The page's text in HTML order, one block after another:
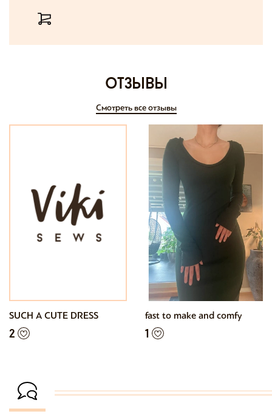
отзывы
Смотреть все отзывы
SUCH A CUTE DRESS
2
fast to make and comfy
1